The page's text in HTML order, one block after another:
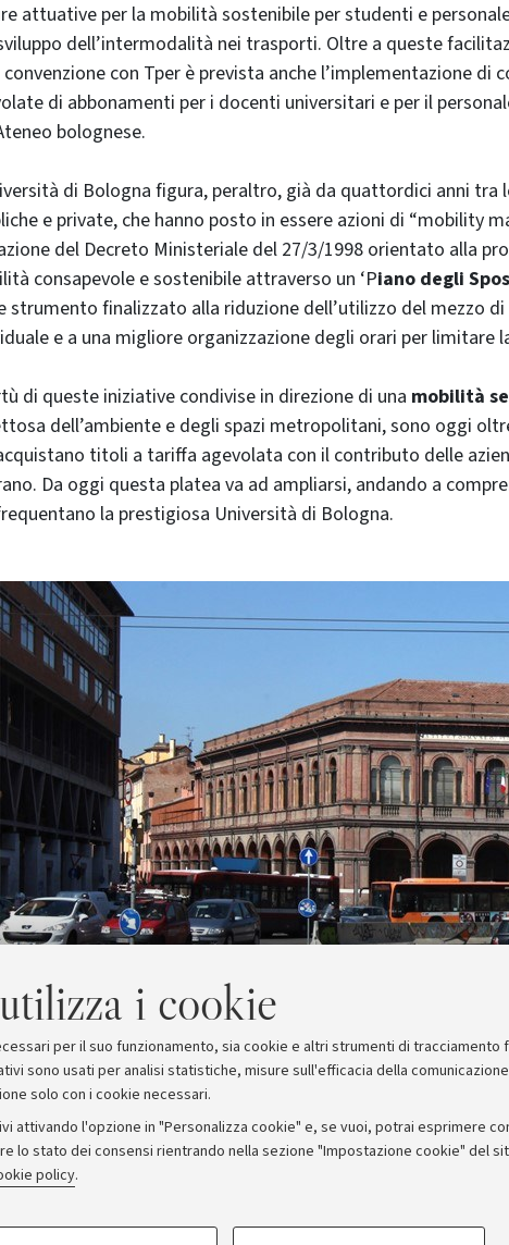
i cookie
per il suo funzionamento, sia cookie e altri strumenti di
sono usati per analisi statistiche, misure sull'efficacia della
solo con i cookie necessari.
attivando l'opzione in "Personalizza cookie" e, se vuoi, potrai esprimere
lo stato dei consensi rientrando nella sezione "Impostazione cookie" del
policy.
COOKIE TECNICI -
attuative per la mobilità sostenibile per studenti e
dell’intermodalità nei trasporti. Oltre a queste
convenzione con Tper è prevista anche l’implementazione di
di abbonamenti per i docenti universitari e per il
bolognese.
di Bologna figura, peraltro, già da quattordici anni tra
e private, che hanno posto in essere azioni di “mobility
del Decreto Ministeriale del 27/3/1998 orientato alla
consapevole e sostenibile attraverso un ‘Piano degli
strumento finalizzato alla riduzione dell’utilizzo del mezzo
e a una migliore organizzazione degli orari per limitare
di queste iniziative condivise in direzione di una mobilità
dell’ambiente e degli spazi metropolitani, sono oggi
titoli a tariffa agevolata con il contributo delle
Da oggi questa platea va ad ampliarsi, andando a
la prestigiosa Università di Bologna.
Rassegna stampa